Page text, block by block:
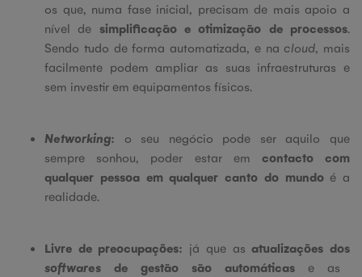
os que, numa fase inicial, precisam de mais apoio a
nível de simplificação e otimização de processos.
Sendo tudo de forma automatizada, e na cloud, mais
facilmente podem ampliar as suas infraestruturas e
sem investir em equipamentos físicos.
Networking: o seu negócio pode ser aquilo que
sempre sonhou,
poder estar em contacto com
qualquer pessoa em qualquer canto do mundoé a
realidade.
Livre de preocupações: já que asatualizações dos
softwares de gestão são automáticas e as